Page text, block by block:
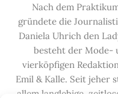
Nach dem
gründete die
Daniela Uhrich den
besteht der Mode-
vierköpfigen
Emil & Kalle. Seit jeher
allem langlebige,